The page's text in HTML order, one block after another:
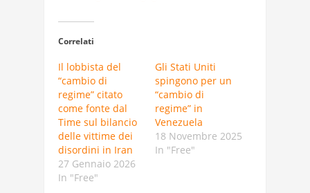
Correlati
Il lobbista del
“cambio di
regime” citato
come fonte dal
Time sul bilancio
delle vittime dei
disordini in Iran
27 Gennaio 2026
In "Free"
Gli Stati Uniti
spingono per un
“cambio di
regime” in
Venezuela
18 Novembre 2025
In "Free"